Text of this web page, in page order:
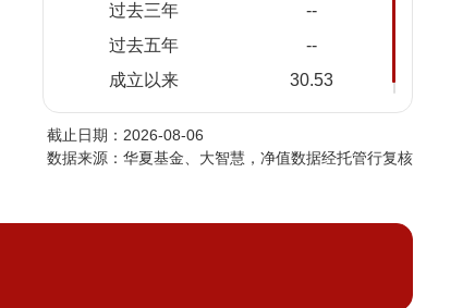
过去三年
--
过去五年
--
成立以来
30.53
2026-
08-03
1.2815
2026-
1.2947
2026-
07-30
1.2881 1.2881
07-29
截止日期：2026-08-06
数据来源：华夏基金、大智慧，净值数据经托管行复核